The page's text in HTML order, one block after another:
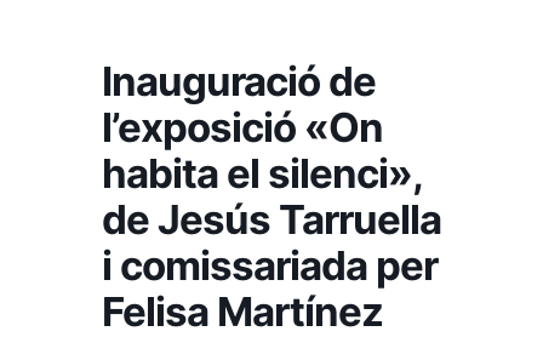
Inauguració de
l’exposició «On
habita el silenci»,
de Jesús Tarruella
i comissariada per
Felisa Martínez